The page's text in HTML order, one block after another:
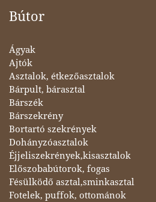
Bútor
Ágyak
Ajtók
Asztalok, étkezőasztalok
Bárpult, bárasztal
Bárszék
Bárszekrény
Bortartó szekrények
Dohányzóasztalok
Éjjeliszekrények,kisasztalok
Előszobabútorok, fogas
Fésülködő asztal,sminkasztal
Fotelek, puffok, ottománok